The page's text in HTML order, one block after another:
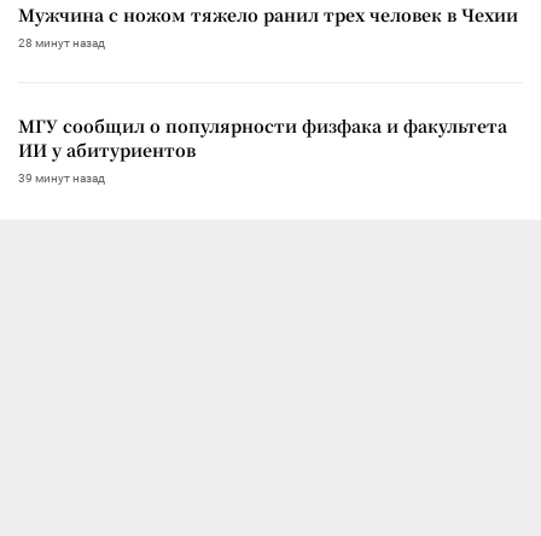
Мужчина с ножом тяжело ранил трех человек в Чехии
28 минут назад
МГУ сообщил о популярности физфака и факультета
ИИ у абитуриентов
39 минут назад